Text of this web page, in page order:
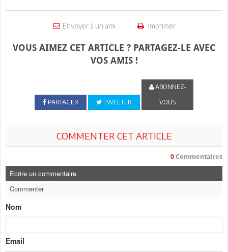
Envoyer à un ami Imprimer
VOUS AIMEZ CET ARTICLE ? PARTAGEZ-LE AVEC
VOS AMIS !
PARTAGER TWEETER
ABONNEZ-
VOUS
COMMENTER CET ARTICLE
0 Commentaires
Ecrire un commentaire
Commenter
Nom
Email